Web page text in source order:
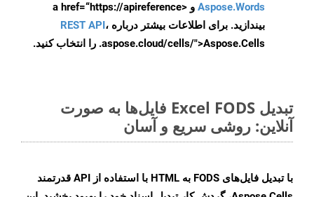
Aspose.Words
و <a href=“https://apireference
بیندازید. برای اطلاعات بیشتر درباره REST API،
.aspose.cloud/cells/">Aspose.Cells را انتخاب کنید.
تبدیل Excel FODS فایل‌ها به صورت
آنلاین: روشی سریع و آسان
با تبدیل فایل‌های FODS به HTML با استفاده از API قدرتمند